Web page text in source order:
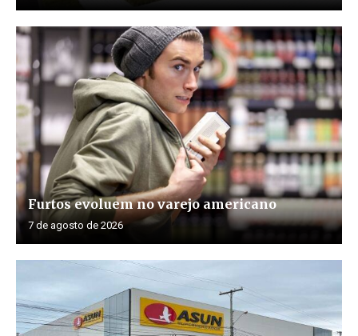
Furtos evoluem no varejo americano
7 de agosto de 2026